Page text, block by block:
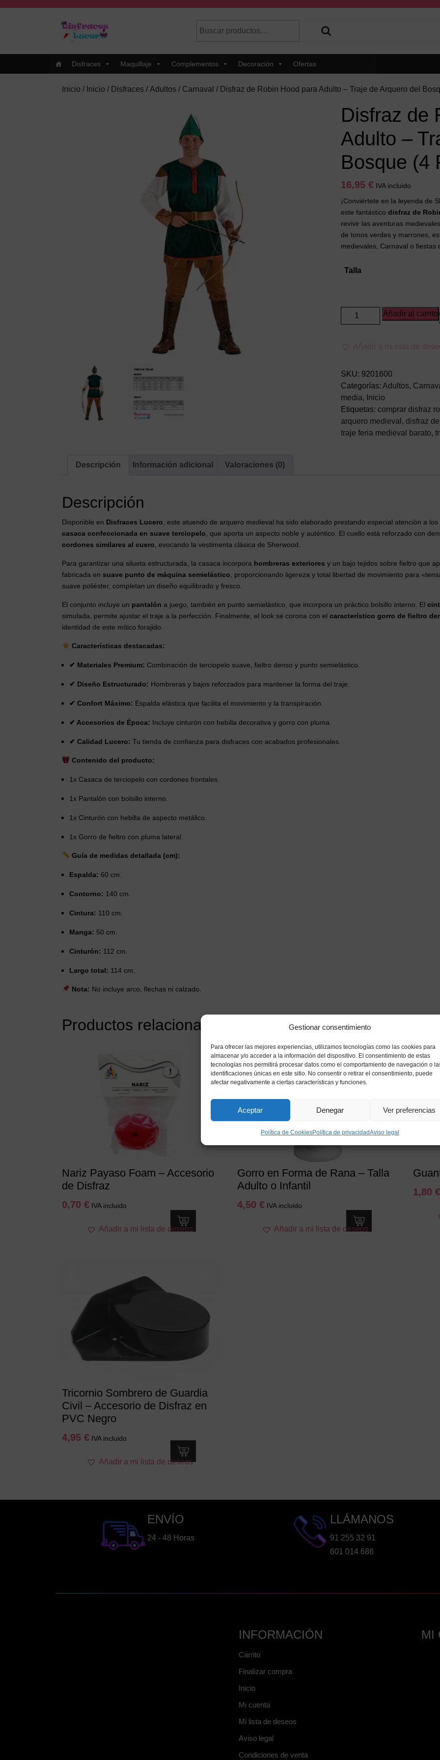
Gestionar consentimiento
Para ofrecer las mejores experiencias, utilizamos tecnologías como las cookies para
almacenar y/o acceder a la información del dispositivo. El consentimiento de estas
tecnologías nos permitirá procesar datos como el comportamiento de navegación o
identificaciones únicas en este sitio. No consentir o retirar el consentimiento, puede
afectar negativamente a ciertas características y funciones.
Aceptar Denegar Ver preferencias
Política de CookiesPolítica de privacidadAviso legal
Cuando hay resultados autocompletados, puedes utilizar las
Disfraces Maquillaje Complementos Decoración Ofertas
Inicio / Inicio / Disfraces / Adultos / Carnaval / Disfraz de Robin Hood para Adulto – Traje de Arquero del
Disfraz de
Adulto –
Bosque (4
16,95 € IVA incluido
¡Conviértete en la leyenda de
este fantástico disfraz de
revivir las aventuras
de tonos verdes y marrones,
medievales, Carnaval o
Talla
Disfraz
de
Hood
Adulto
–
Traje
de
Arquero
del
Añadir al carrito
Añadir a mi lista de
SKU: 9201600
Categorías: Adultos,
media, Inicio
Etiquetas: comprar disfraz
arquero medieval , disfraz
traje feria medieval barato,
Descripción Información adicional Valoraciones (0)
Descripción
Disponible en Disfraces Lucero , este atuendo de arquero medieval ha sido elaborado prestando especial atención a
casaca confeccionada en suave terciopelo , que aporta un aspecto noble y auténtico. El cuello está reforzado con
cordones similares al cuero , evocando la vestimenta clásica de Sherwood.
Para garantizar una silueta estructurada, la casaca incorpora hombreras exteriores y un bajo tejidos sobre fieltro que
fabricada en suave punto de máquina semielástico , proporcionando ligereza y total libertad de movimiento para
suave poliéster, completan un diseño equilibrado y fresco.
El conjunto incluye un pantalón a juego, también en punto semielástico, que incorpora un práctico bolsillo interno. El
simulada, permite ajustar el traje a la perfección. Finalmente, el look se corona con el característico gorro de fieltro
identidad de este mítico forajido.
Características destacadas:
✔ Materiales Premium: Combinación de terciopelo suave, fieltro denso y punto semielástico.
✔ Diseño Estructurado: Hombreras y bajos reforzados para mantener la forma del traje.
✔ Confort Máximo: Espalda elástica que facilita el movimiento y la transpiración.
✔ Accesorios de Época: Incluye cinturón con hebilla decorativa y gorro con pluma.
✔ Calidad Lucero: Tu tienda de confianza para disfraces con acabados profesionales.
Contenido del producto:
1x Casaca de terciopelo con cordones frontales.
1x Pantalón con bolsillo interno.
1x Cinturón con hebilla de aspecto metálico.
1x Gorro de fieltro con pluma lateral.
Guía de medidas detallada (cm):
Espalda: 60 cm.
Contorno: 140 cm.
Cintura: 110 cm.
Manga: 50 cm.
Cinturón: 112 cm.
Largo total: 114 cm.
Nota: No incluye arco, flechas ni calzado.
Productos relacionados
Nariz Payaso Foam – Accesorio
de Disfraz
0,70 € IVA incluido
Añadir a mi lista de deseos
Gorro en Forma de Rana – Talla
Adulto o Infantil
4,50€ IVA incluido
Añadir a mi lista de deseos
1,80 €
Tricornio Sombrero de Guardia
Civil – Accesorio de Disfraz en
PVC Negro
4,95 € IVA incluido
Añadir a mi lista de deseos
ENVÍO
24 - 48 Horas
LLÁMANOS
91 255 32 91
601 014 686
INFORMACIÓN
Carrito
Finalizar compra
Inicio
Mi cuenta
Mi lista de deseos
Aviso legal
Condiciones de venta
MI